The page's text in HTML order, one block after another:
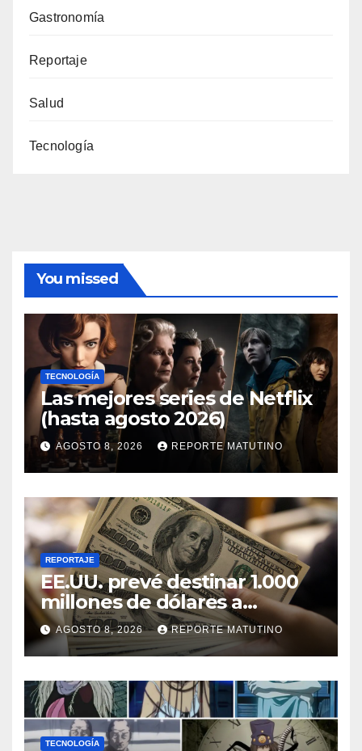
Gastronomía
Reportaje
Salud
Tecnología
You missed
TECNOLOGÍA
Las mejores series de Netflix
(hasta agosto 2026)
AGOSTO 8, 2026 REPORTE MATUTINO
REPORTAJE
EE.UU. prevé destinar 1.000
millones de dólares a
Colombia para un paquete
de seguridad
AGOSTO 8, 2026 REPORTE MATUTINO
TECNOLOGÍA